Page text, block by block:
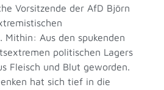
Vorsitzende der AfD Björn
Mithin: Aus den spukenden
politischen Lagers
Fleisch und Blut geworden.
hat sich tief in die